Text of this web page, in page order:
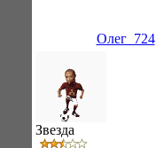
Олег_724
Звезда